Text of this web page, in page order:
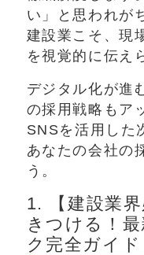
い」と思われが
建設業こそ、現
を視覚的に伝え
デジタル化が進
の採用戦略もア
SNSを活用した
あなたの会社の
う。
1. 【建設業
きつける！
ク完全ガイド